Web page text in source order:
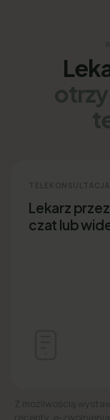
TELEKONSULTACJA
Lekarz
czat lub
Z możliwością
recepty, e-